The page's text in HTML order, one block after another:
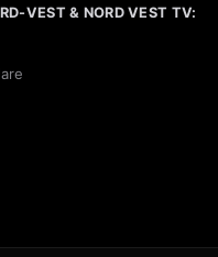
VEST & NORD VEST TV: